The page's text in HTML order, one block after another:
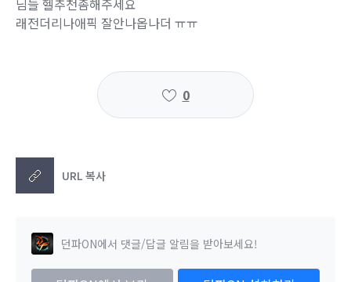
님들 헬추천좀해주세요
래전더리나애픽 잘안나옵나더 ㅠㅠ
0
URL 복사
던파ON에서 댓글/답글 알림을 받아보세요!